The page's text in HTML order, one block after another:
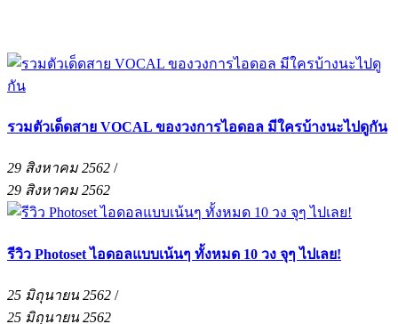
รวมตัวเด็ดสาย VOCAL ของวงการไอดอล มีใครบ้างนะไปดูกัน
29 สิงหาคม 2562 /
29 สิงหาคม 2562
รีวิว Photoset ไอดอลแบบเน้นๆ ทั้งหมด 10 วง จุๆ ไปเลย!
25 มิถุนายน 2562 /
25 มิถุนายน 2562